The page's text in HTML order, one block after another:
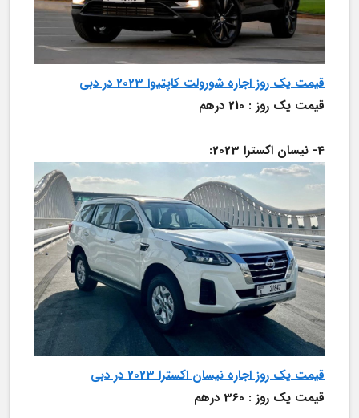
قیمت یک روز اجاره شورولت کاپتیوا 2023 در دبی
قیمت یک روز : 210 درهم
4-	نیسان اکسترا 2023:
قیمت یک روز اجاره نیسان اکسترا 2023 در دبی
قیمت یک روز : 360 درهم